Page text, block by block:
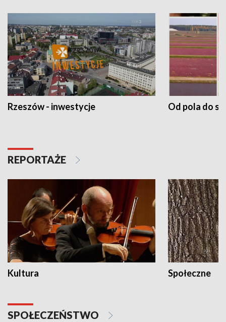
Rzeszów - inwestycje Od pola do
REPORTAŻE
Kultura Społeczne
SPOŁECZEŃSTWO